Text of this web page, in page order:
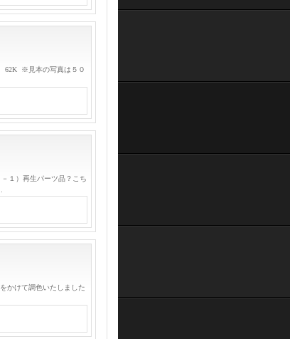
62K ※見本の写真は５０
１）再生パーツ品？こち
かけて調色いたしました